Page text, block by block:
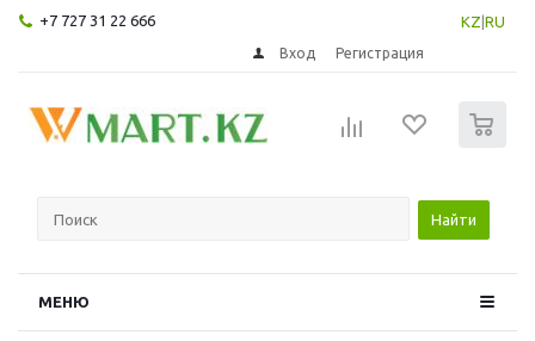
+7 727 31 22 666 KZ RU
Вход Регистрация
Найти
МЕНЮ